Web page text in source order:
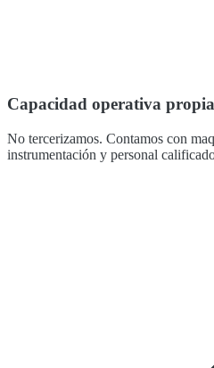
Capacidad operativa propia
No tercerizamos. Contamos con
instrumentación y personal